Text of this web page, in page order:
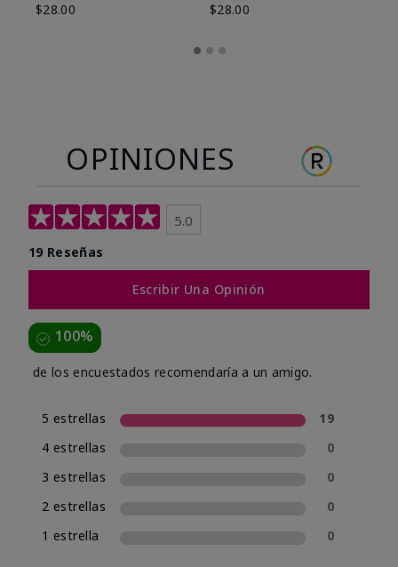
$28.00
$28.00
OPINIONES
5.0
19 Reseñas
Escribir Una Opinión
100%
de los encuestados recomendaría a un amigo.
5 estrellas
19
4 estrellas
0
3 estrellas
0
2 estrellas
0
1 estrella
0